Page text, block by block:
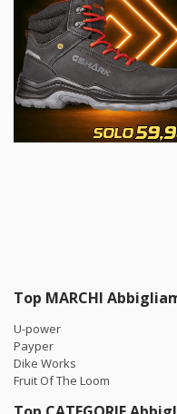
Top MARCHI
U-power
Payper
Dike Works
Fruit Of The Loom